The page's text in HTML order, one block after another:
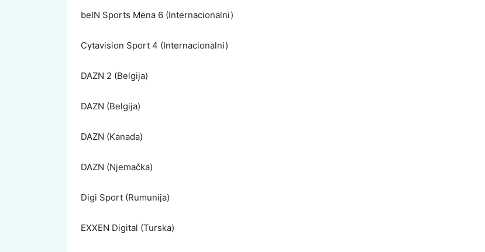
beIN Sports Mena 6 (Internacionalni)
Cytavision Sport 4 (Internacionalni)
DAZN 2 (Belgija)
DAZN (Belgija)
DAZN (Kanada)
DAZN (Njemačka)
Digi Sport (Rumunija)
EXXEN Digital (Turska)